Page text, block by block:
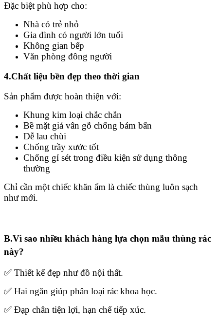
Đặc biệt phù hợp cho:
Nhà có trẻ nhỏ
Gia đình có người lớn tuổi
Không gian bếp
Văn phòng đông người
4.Chất liệu bền đẹp theo thời gian
Sản phẩm được hoàn thiện với:
Khung kim loại chắc chắn
Bề mặt giả vân gỗ chống bám bẩn
Dễ lau chùi
Chống trầy xước tốt
Chống gỉ sét trong điều kiện sử dụng thông
thường
Chỉ cần một chiếc khăn ẩm là chiếc thùng luôn sạch
như mới.
B.Vì sao nhiều khách hàng lựa chọn mẫu thùng rác
này?
✅ Thiết kế đẹp như đồ nội thất.
✅ Hai ngăn giúp phân loại rác khoa học.
✅ Đạp chân tiện lợi, hạn chế tiếp xúc.